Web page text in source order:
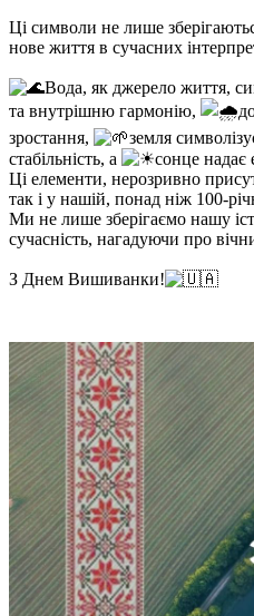
Ці символи не лише
нове життя в сучасних
Вода, як джерело життя,
та внутрішню гармонію,
зростання,
земля
стабільність, а
сонце надає
Ці елементи, нерозривно
так і у нашій, понад ніж 100-
Ми не лише зберігаємо нашу
сучасність, нагадуючи про
З Днем Вишиванки!